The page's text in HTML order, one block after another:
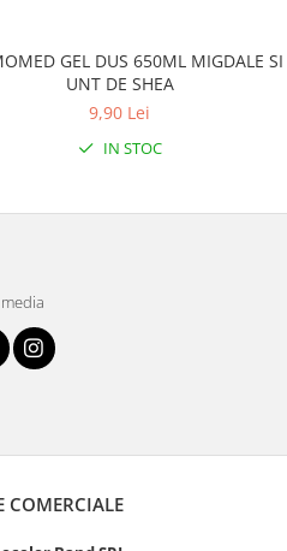
GEL DUS 650ML MIGDALE SI
UNT DE SHEA
9,90 Lei
IN STOC
COMERCIALE